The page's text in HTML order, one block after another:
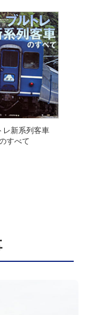
レ新系列客車
すべて